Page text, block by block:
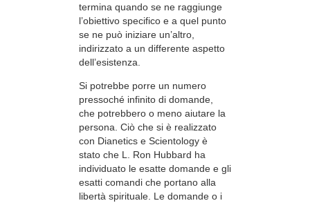
termina quando se ne raggiunge
l’obiettivo specifico e a quel punto
se ne può iniziare un’altro,
indirizzato a un differente aspetto
dell’esistenza.
Si potrebbe porre un numero
pressoché infinito di domande,
che potrebbero o meno aiutare la
persona. Ciò che si è realizzato
con Dianetics e Scientology è
stato che L. Ron Hubbard ha
individuato le esatte domande e gli
esatti comandi che portano alla
libertà spirituale. Le domande o i